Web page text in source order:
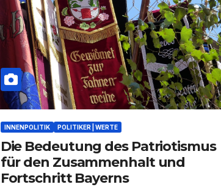
INNENPOLITIK POLITIKER | WERTE
Die Bedeutung des Patriotismus
für den Zusammenhalt und
Fortschritt Bayerns